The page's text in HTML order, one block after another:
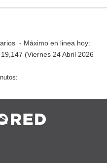
- Máximo en linea hoy:
(Viernes 24 Abril 2026